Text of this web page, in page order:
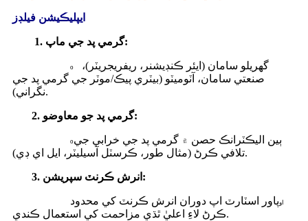
ايپليڪيشن فيلڊز
1. گرمي پد جي ماپ:
o
گھريلو سامان (ايئر ڪنڊيشنر، ريفريجريٽر)،
صنعتي سامان، آٽوميٽو (بيٽري پيڪ/موٽر جي گرمي پد جي
نگراني).
2. گرمي پد جو معاوضو:
oٻين اليڪٽرانڪ حصن ۾ گرمي پد جي خرابي جي
تلافي ڪرڻ (مثال طور، ڪرسٽل آسيليٽر، ايل اي ڊي).
3. انرش ڪرنٽ سپريشن:
اوپاور اسٽارٽ اپ دوران انرش ڪرنٽ کي محدود
ڪرڻ لاءِ اعليٰ ٿڌي مزاحمت کي استعمال ڪندي.